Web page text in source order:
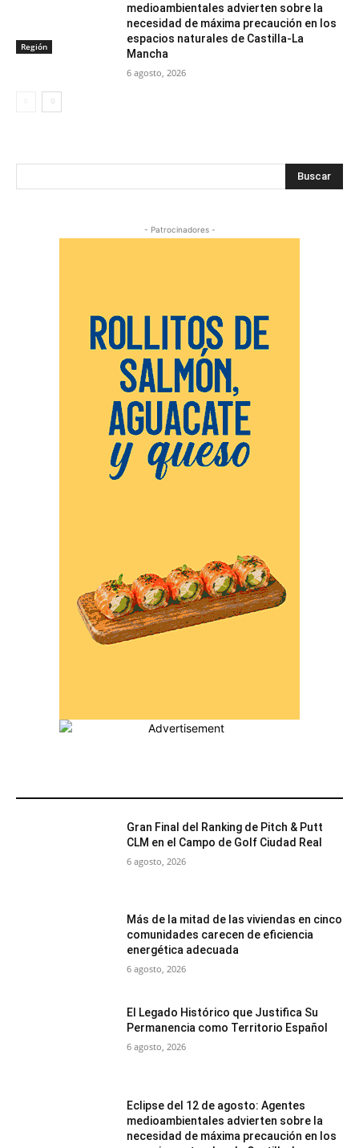
Región
medioambientales advierten sobre la
necesidad de máxima precaución en los
espacios naturales de Castilla-La
Mancha
6 agosto, 2026
Buscar
- Patrocinadores -
Gran Final del Ranking de Pitch & Putt
CLM en el Campo de Golf Ciudad Real
6 agosto, 2026
Más de la mitad de las viviendas en cinco
comunidades carecen de eficiencia
energética adecuada
6 agosto, 2026
El Legado Histórico que Justifica Su
Permanencia como Territorio Español
6 agosto, 2026
Eclipse del 12 de agosto: Agentes
medioambientales advierten sobre la
necesidad de máxima precaución en los